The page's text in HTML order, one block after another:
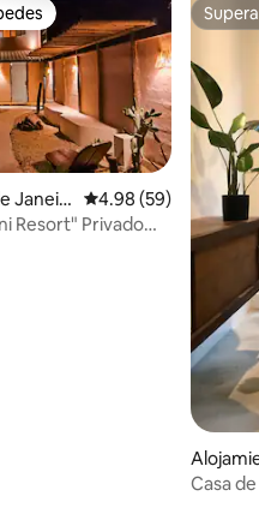
reseñas
Janeir
Calificación
4.98 (59)
Resort" Privado
Casa